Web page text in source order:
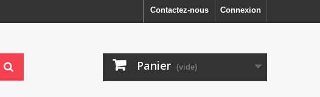
Connexion
Contactez-nous
Panier (vide)